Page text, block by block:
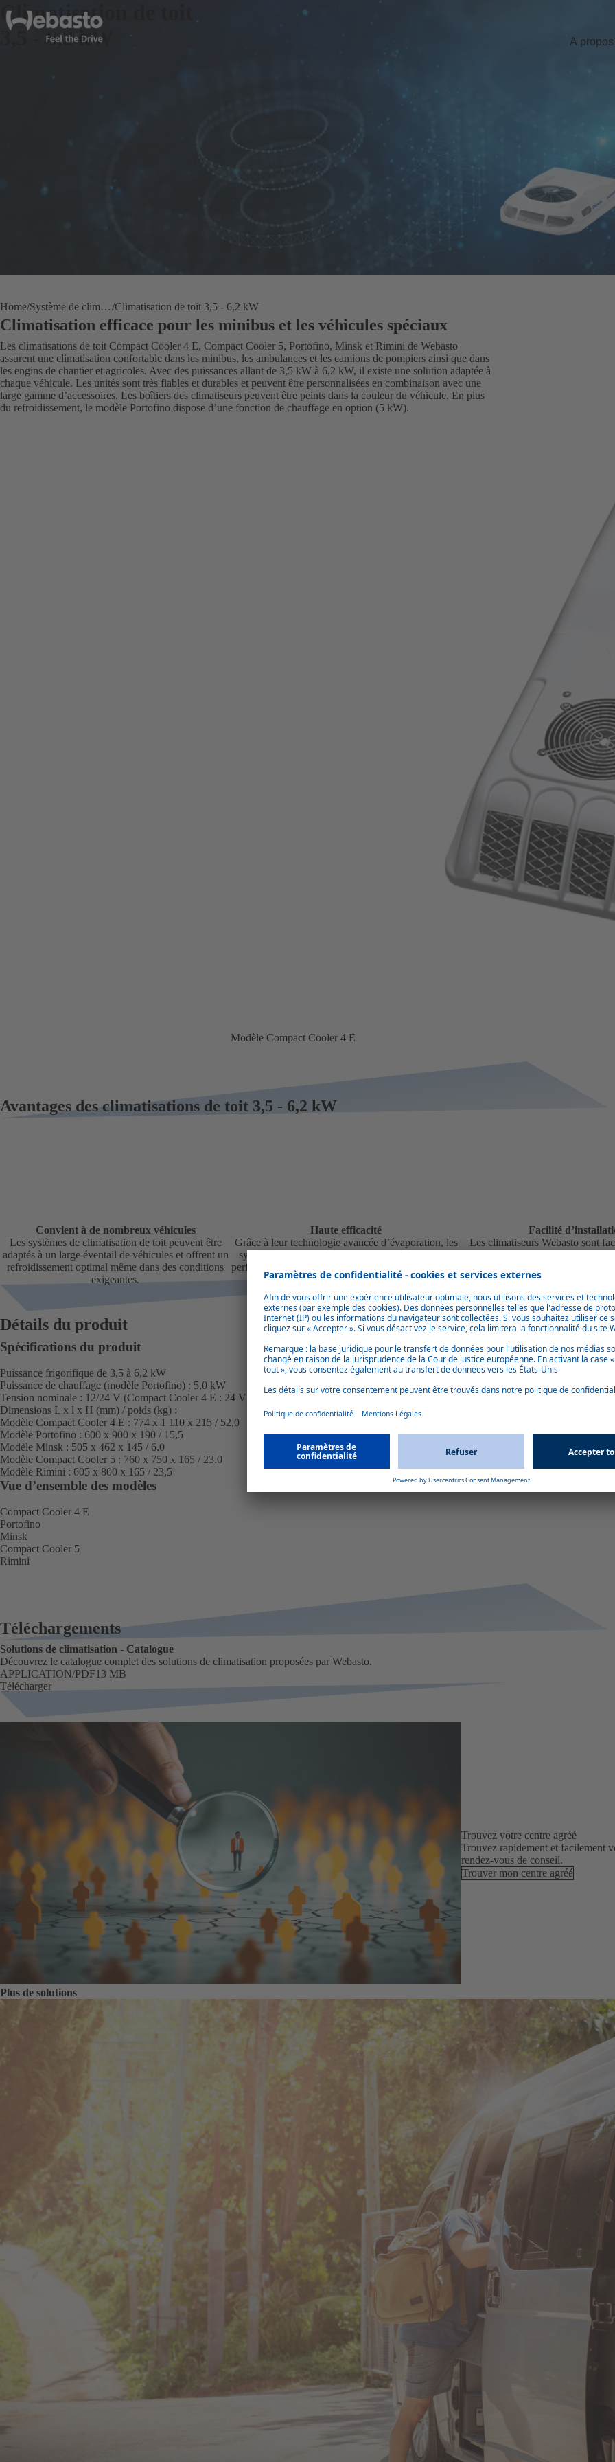
A
Climatisation de toit
3,5 - 6,2 kW
Home Système de climatisation de toit Climatisation de toit 3,5 - 6,2 kW
Climatisation efficace pour les minibus et les véhicules spéciaux
Les climatisations de toit Compact Cooler 4 E, Compact Cooler 5, Portofino, Minsk et Rimini de Webasto
assurent une climatisation confortable dans les minibus, les ambulances et les camions de pompiers ainsi que dans
les engins de chantier et agricoles. Avec des puissances allant de 3,5 kW à 6,2 kW, il existe une solution adaptée à
chaque véhicule. Les unités sont très fiables et durables et peuvent être personnalisées en combinaison avec une
large gamme d’accessoires. Les boîtiers des climatiseurs peuvent être peints dans la couleur du véhicule. En plus
du refroidissement, le modèle Portofino dispose d’une fonction de chauffage en option (5 kW).
Modèle Compact Cooler 4 E
Avantages des climatisations de toit 3,5 - 6,2 kW
Convient à de nombreux véhicules
Les systèmes de climatisation de toit peuvent être
adaptés à un large éventail de véhicules et offrent un
refroidissement optimal même dans des conditions
exigeantes.
Haute efficacité
Grâce à leur technologie avancée d’évaporation, les
systèmes compacts et aérodynamiques offrent des
performances de refroidissement rapides et uniformes
avec une faible consommation d’énergie.
Facilité
Les climatiseurs Webasto sont
Détails du produit
Spécifications du produit
Puissance frigorifique de 3,5 à 6,2 kW
Puissance de chauffage (modèle Portofino) : 5,0 kW
Tension nominale : 12/24 V (Compact Cooler 4 E : 24 V)
Dimensions L x l x H (mm) / poids (kg) :
Modèle Compact Cooler 4 E : 774 x 1 110 x 215 / 52,0
Modèle Portofino : 600 x 900 x 190 / 15,5
Modèle Minsk : 505 x 462 x 145 / 6.0
Modèle Compact Cooler 5 : 760 x 750 x 165 / 23.0
Modèle Rimini : 605 x 800 x 165 / 23,5
Vue d’ensemble des modèles
Compact Cooler 4 E
Portofino
Minsk
Compact Cooler 5
Rimini
Téléchargements
Solutions de climatisation - Catalogue
Découvrez le catalogue complet des solutions de climatisation proposées par Webasto.
Taille
13 MB
FORMAT
APPLICATION/PDF
Télécharger
Trouvez votre centre agréé
Trouvez rapidement et facilement
rendez-vous de conseil.
Trouver mon centre agréé
Plus de solutions